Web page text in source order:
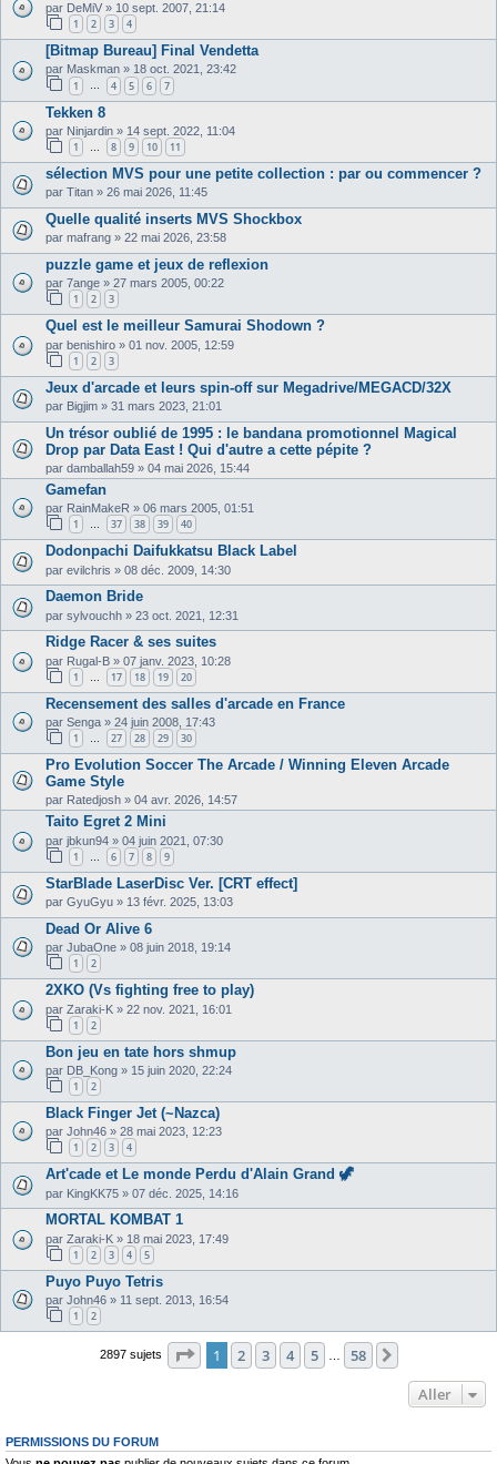
par DeMiV » 10 sept. 2007, 21:14
1 2 3 4
[Bitmap Bureau] Final Vendetta
par Maskman » 18 oct. 2021, 23:42
1 … 4 5 6 7
Tekken 8
par Ninjardin » 14 sept. 2022, 11:04
1 8 9 10 11
sélection MVS pour une petite collection : par ou commencer ?
par Titan » 26 mai 2026, 11:45
Quelle qualité inserts MVS Shockbox
par mafrang » 22 mai 2026, 23:58
puzzle game et jeux de reflexion
par 7ange » 27 mars 2005, 00:22
1 2 3
Quel est le meilleur Samurai Shodown ?
par benishiro » 01 nov. 2005, 12:59
1 2 3
Jeux d'arcade et leurs spin-off sur Megadrive/MEGACD/32X
par Bigjim » 31 mars 2023, 21:01
Un trésor oublié de 1995 : le bandana promotionnel Magical
Drop par Data East ! Qui d'autre a cette pépite ?
par damballah59 » 04 mai 2026, 15:44
Gamefan
par RainMakeR » 06 mars 2005, 01:51
1 … 37 38 39 40
Dodonpachi Daifukkatsu Black Label
par evilchris » 08 déc. 2009, 14:30
Daemon Bride
par sylvouchh » 23 oct. 2021, 12:31
Ridge Racer & ses suites
par Rugal-B » 07 janv. 2023, 10:28
1 17 18 19 20
Recensement des salles d'arcade en France
par Senga » 24 juin 2008, 17:43
1 … 27 28 29 30
Pro Evolution Soccer The Arcade / Winning Eleven Arcade
Game Style
par Ratedjosh » 04 avr. 2026, 14:57
Taito Egret 2 Mini
par jbkun94 » 04 juin 2021, 07:30
1 6 7 8 9
StarBlade LaserDisc Ver. [CRT effect]
par GyuGyu » 13 févr. 2025, 13:03
Dead Or Alive 6
par JubaOne » 08 juin 2018, 19:14
1 2
2XKO (Vs fighting free to play)
par Zaraki-K » 22 nov. 2021, 16:01
1 2
Bon jeu en tate hors shmup
par DB_Kong » 15 juin 2020, 22:24
1 2
Black Finger Jet (~Nazca)
par John46 » 28 mai 2023, 12:23
1 2 3 4
Art'cade et Le monde Perdu d'Alain Grand 🦖
par KingKK75 » 07 déc. 2025, 14:16
MORTAL KOMBAT 1
par Zaraki-K » 18 mai 2023, 17:49
1 2 3 4 5
Puyo Puyo Tetris
par John46 » 11 sept. 2013, 16:54
1 2
2897 sujets Page 1sur58
1 2 3 4 5 58
Aller
PERMISSIONS DU FORUM